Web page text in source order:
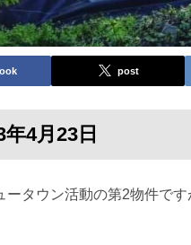
post
年4月23日
ータウン活動の第2物件で